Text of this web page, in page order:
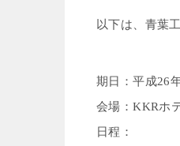
以下は、青葉
期 日 ：平成26
会場 ：KKRホ
日程 ：